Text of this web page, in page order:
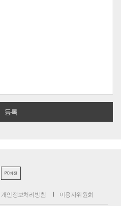
PC버전
개인정보처리방침 이용자위원회